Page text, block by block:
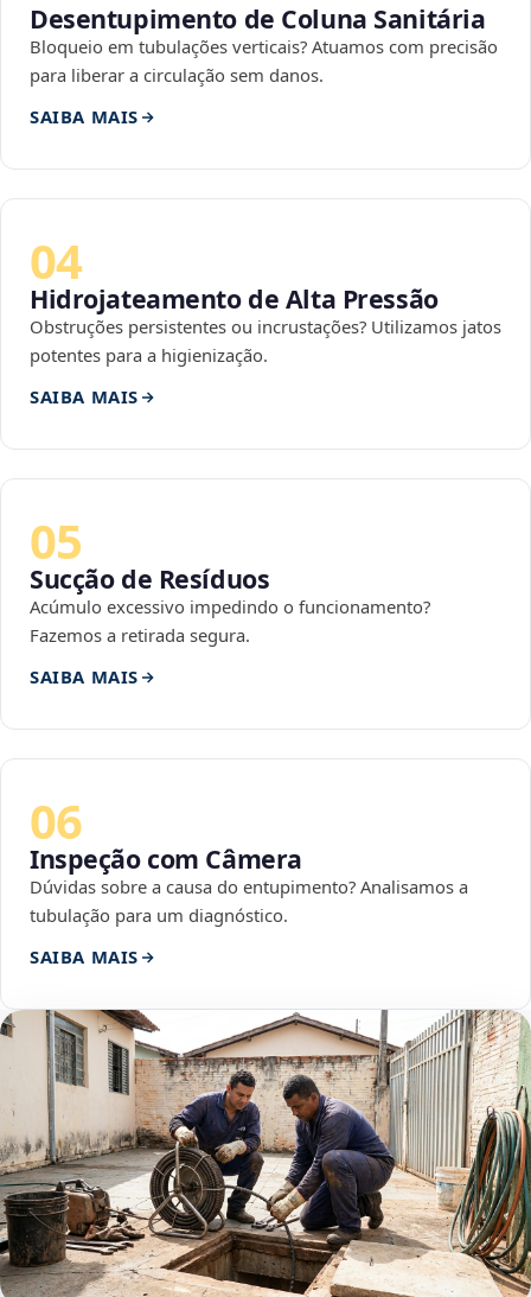
Desentupimento de Coluna Sanitária
Bloqueio em tubulações verticais? Atuamos com precisão
para liberar a circulação sem danos.
SAIBA MAIS
04
Hidrojateamento de Alta Pressão
Obstruções persistentes ou incrustações? Utilizamos jatos
potentes para a higienização.
SAIBA MAIS
05
Sucção de Resíduos
Acúmulo excessivo impedindo o funcionamento?
Fazemos a retirada segura.
SAIBA MAIS
06
Inspeção com Câmera
Dúvidas sobre a causa do entupimento? Analisamos a
tubulação para um diagnóstico.
SAIBA MAIS